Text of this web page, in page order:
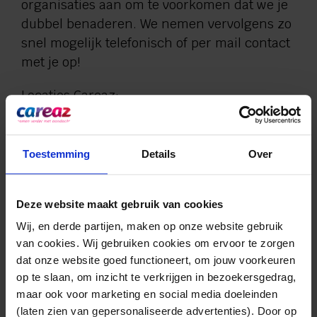
Toestemming Details Over
Deze website maakt gebruik van cookies
Wij, en derde partijen, maken op onze website gebruik
van cookies. Wij gebruiken cookies om ervoor te zorgen
dat onze website goed functioneert, om jouw voorkeuren
op te slaan, om inzicht te verkrijgen in bezoekersgedrag,
maar ook voor marketing en social media doeleinden
(laten zien van gepersonaliseerde advertenties). Door op
organisaties aan om te voorkomen dat we je
dubbel benaderen. We nemen vervolgens zo
snel mogelijk telefonisch of per mail contact
met je op!
Locaties Careaz:
Dinxperlo
Thuiszorg Careaz:
Aalten
Berkelland
Oost-Gelre
Winterswijk